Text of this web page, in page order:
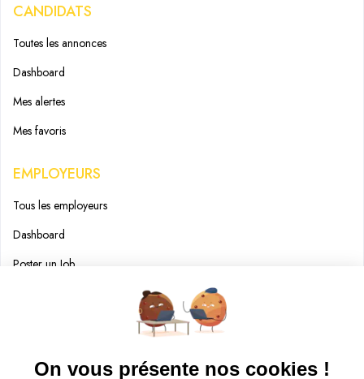
CANDIDATS
Toutes les annonces
Dashboard
Mes alertes
Mes favoris
EMPLOYEURS
Tous les employeurs
Dashboard
Poster un Job